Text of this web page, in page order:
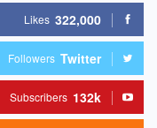
322,000
Likes
Twitter
Followers
132k
Subscribers